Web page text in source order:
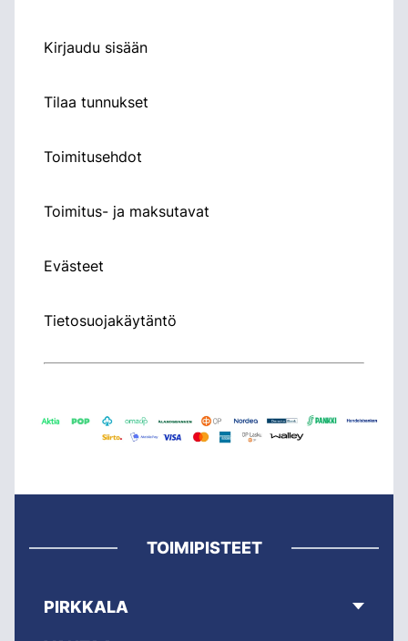
Kirjaudu sisään
Tilaa tunnukset
Toimitusehdot
Toimitus- ja maksutavat
Evästeet
Tietosuojakäytäntö
TOIMIPISTEET
PIRKKALA